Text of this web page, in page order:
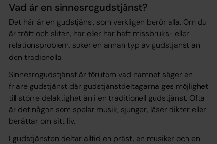
Vad är en sinnesrogudstjänst?
Det här är en gudstjänst som verkligen berör alla. Om du
är trött och sliten, har eller har haft missbruks- eller
relationsproblem, söker en annan typ av gudstjänst än
den tradionella.
Sinnesrogudstjänst är förutom vad namnet säger en
friare gudstjänst där gudstjänstdeltagarna ges möjlighet
till större delaktighet än i en traditionell gudstjänst. Ofta
är det någon som spelar musik, sjunger, läser dikter eller
berättar om sitt liv.
I gudstjänsten deltar alltid en präst, en musiker och en